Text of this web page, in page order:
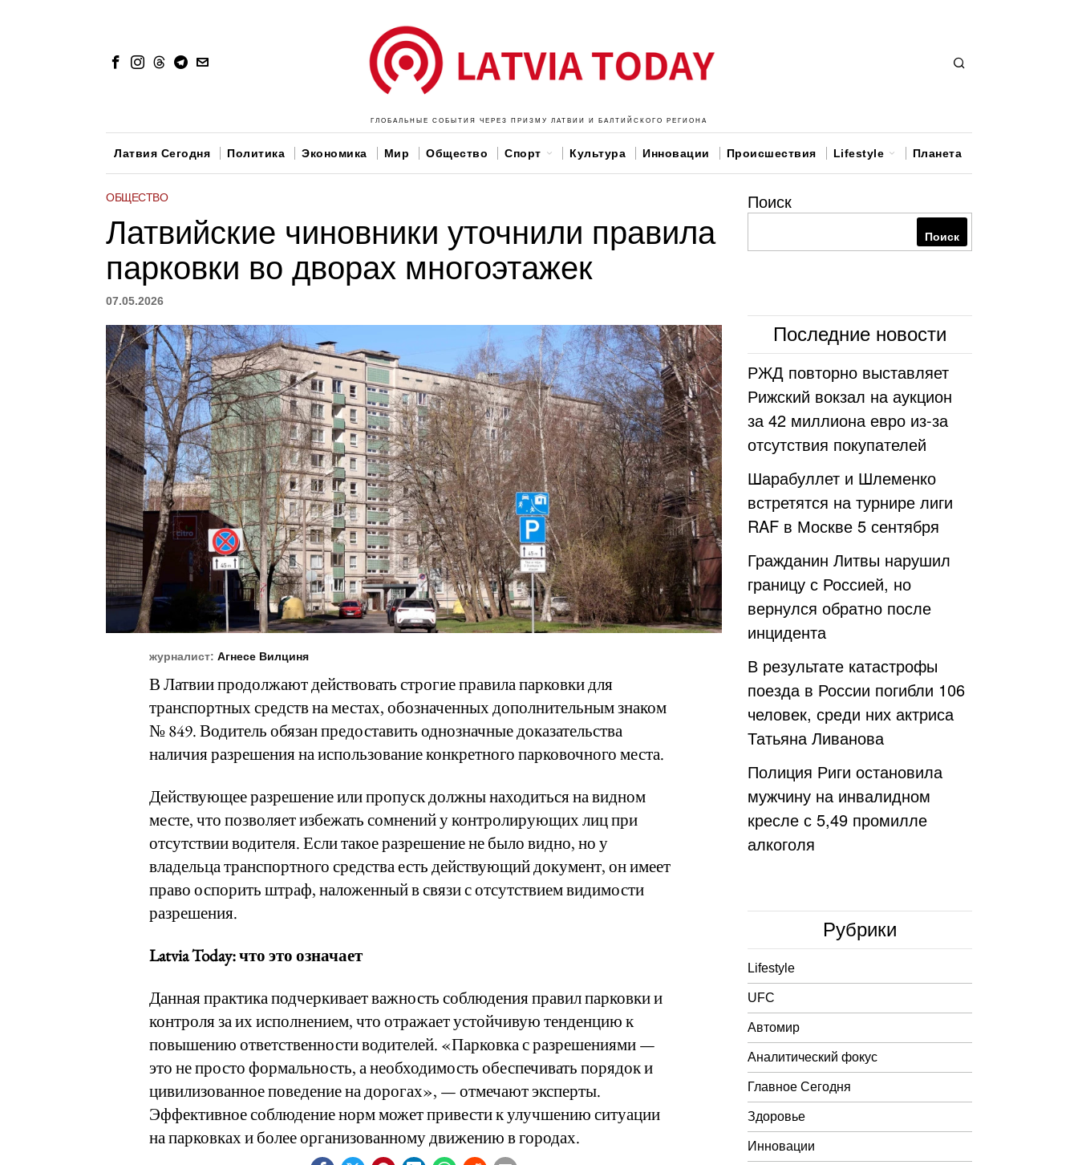
ГЛОБАЛЬНЫЕ СОБЫТИЯ ЧЕРЕЗ ПРИЗМУ ЛАТВИИ И БАЛТИЙСКОГО РЕГИОНА
Латвия Сегодня Политика Экономика Мир Общество Спорт Культура Инновации Происшествия Lifestyle Планета
ОБЩЕСТВО
Латвийские чиновники уточнили правила
парковки во дворах многоэтажек
07.05.2026
журналист: Агнесе Вилциня
В Латвии продолжают действовать строгие правила парковки для
транспортных средств на местах, обозначенных дополнительным знаком
№ 849. Водитель обязан предоставить однозначные доказательства
наличия разрешения на использование конкретного парковочного места.
Действующее разрешение или пропуск должны находиться на видном
месте, что позволяет избежать сомнений у контролирующих лиц при
отсутствии водителя. Если такое разрешение не было видно, но у
владельца транспортного средства есть действующий документ, он имеет
право оспорить штраф, наложенный в связи с отсутствием видимости
разрешения.
Latvia Today: что это означает
Данная практика подчеркивает важность соблюдения правил парковки и
контроля за их исполнением, что отражает устойчивую тенденцию к
повышению ответственности водителей. «Парковка с разрешениями —
это не просто формальность, а необходимость обеспечивать порядок и
цивилизованное поведение на дорогах», — отмечают эксперты.
Эффективное соблюдение норм может привести к улучшению ситуации
на парковках и более организованному движению в городах.
Поиск
Поиск
Последние новости
РЖД повторно выставляет
Рижский вокзал на аукцион
за 42 миллиона евро из-за
отсутствия покупателей
Шарабуллет и Шлеменко
встретятся на турнире лиги
RAF в Москве 5 сентября
Гражданин Литвы нарушил
границу с Россией, но
вернулся обратно после
инцидента
В результате катастрофы
поезда в России погибли 106
человек, среди них актриса
Татьяна Ливанова
Полиция Риги остановила
мужчину на инвалидном
кресле с 5,49 промилле
алкоголя
Рубрики
Lifestyle
UFC
Автомир
Аналитический фокус
Главное Сегодня
Здоровье
Инновации